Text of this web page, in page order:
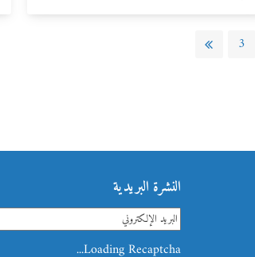
3
النشرة البريدية
Loading Recaptcha...